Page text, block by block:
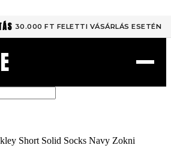
30.000 FT FELETTI VÁSÁRLÁS ESETÉN
Short Solid Socks Navy Zokni